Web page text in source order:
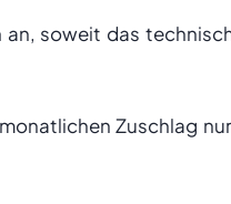
soweit das
Zuschlag